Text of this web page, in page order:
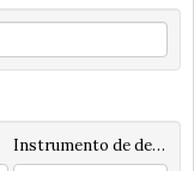
Instrumento de descripción